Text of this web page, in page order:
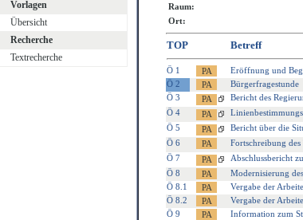
Vorlagen
Übersicht
Recherche
Textrecherche
Raum:
Ort:
TOP Betreff
Ö 1
Eröffnung und
Ö 2
Bürgerfragestunde
Ö 3
Bericht des
Ö 4
Ö 5
Bericht über die
Ö 6
Fortschreibung
Ö 7
Abschlussbericht
Ö 8
Modernisierung
Ö 8.1
Vergabe der
Ö 8.2
Vergabe der
Ö 9
Information zum